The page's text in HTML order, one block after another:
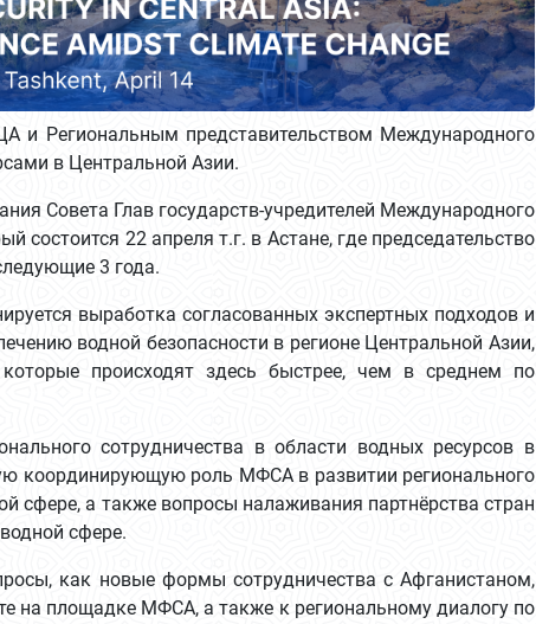
и Региональным представительством Международного
в Центральной Азии.
Совета Глав государств-учредителей Международного
состоится 22 апреля т.г. в Астане, где председательство
3 года.
выработка согласованных экспертных подходов и
водной безопасности в регионе Центральной Азии,
происходят здесь быстрее, чем в среднем по
сотрудничества в области водных ресурсов в
координирующую роль МФСА в развитии регионального
сфере, а также вопросы налаживания партнёрства стран
сфере.
как новые формы сотрудничества с Афганистаном,
на площадке МФСА, а также к региональному диалогу по